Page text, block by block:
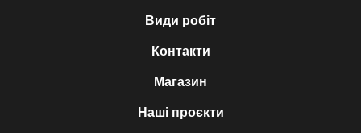
Види робіт
Контакти
Магазин
Наші проєкти